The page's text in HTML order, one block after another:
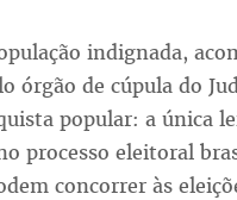
indignada,
órgão de cúpula do
popular: a única
processo eleitoral
concorrer às